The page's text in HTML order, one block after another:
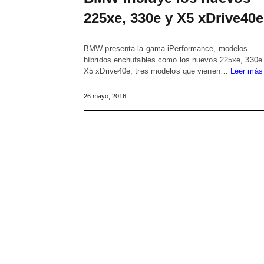
225xe, 330e y X5 xDrive40e
BMW presenta la gama iPerformance, modelos
híbridos enchufables como los nuevos 225xe, 330e
X5 xDrive40e, tres modelos que vienen… Leer más
26 mayo, 2016